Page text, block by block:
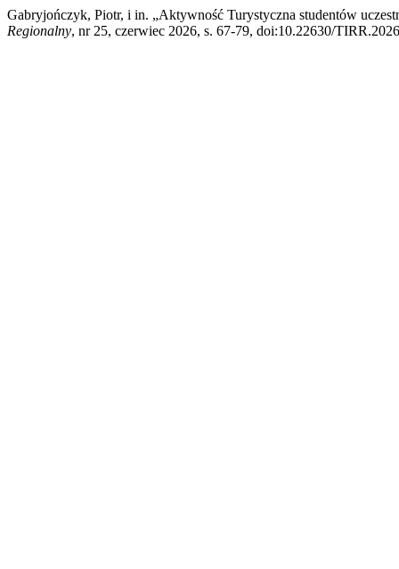
Gabryjończyk, Piotr, i in. „Aktywność Turystyczna studentów
Regionalny, nr 25, czerwiec 2026, s. 67-79, doi:10.22630/